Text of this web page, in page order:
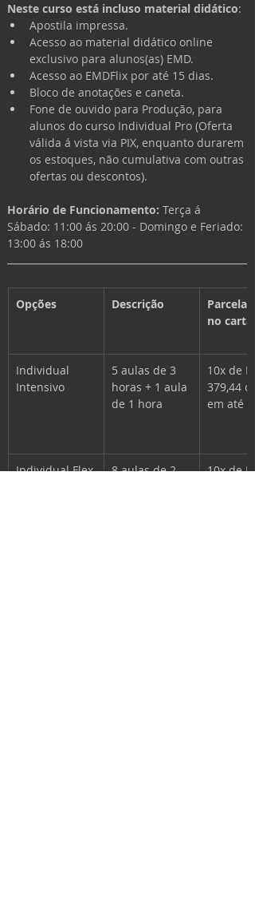
Neste curso está incluso material didático:
Apostila impressa.
Acesso ao material didático online
exclusivo para alunos(as) EMD.
Acesso ao EMDFlix por até 15 dias.
Bloco de anotações e caneta.
Fone de ouvido para Produção, para
alunos do curso Individual Pro (Oferta
válida á vista via PIX, enquanto durarem
os estoques, não cumulativa com outras
ofertas ou descontos).
Horário de Funcionamento: Terça á
Sábado: 11:00 ás 20:00 - Domingo e Feriado:
13:00 ás 18:00
Opções Descrição
no cartão
Individual
Intensivo
5 aulas de 3
horas + 1 aula
de 1 hora
10x de R$
379,44
em até
Individual Flex
8 aulas de 2
10x de R$